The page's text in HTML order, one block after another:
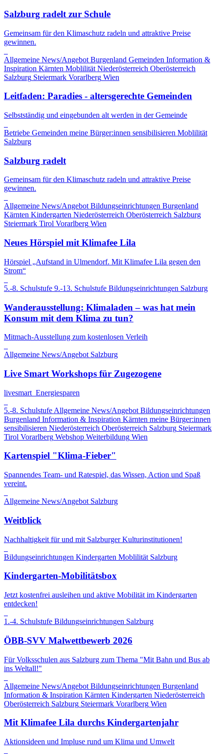
Salzburg radelt zur Schule
Gemeinsam für den Klimaschutz radeln und attraktive Preise
gewinnen.
Allgemeine News/Angebot Burgenland Gemeinden Information &
Inspiration Kärnten Moblilität Niederösterreich Oberösterreich
Salzburg Steiermark Vorarlberg Wien
Leitfaden: Paradies - altersgerechte Gemeinden
Selbstständig und eingebunden alt werden in der Gemeinde
Betriebe Gemeinden meine Bürger:innen sensibilisieren Moblilität
Salzburg
Salzburg radelt
Gemeinsam für den Klimaschutz radeln und attraktive Preise
gewinnen.
Allgemeine News/Angebot Bildungseinrichtungen Burgenland
Kärnten Kindergarten Niederösterreich Oberösterreich Salzburg
Steiermark Tirol Vorarlberg Wien
Neues Hörspiel mit Klimafee Lila
Hörspiel „Aufstand in Ulmendorf. Mit Klimafee Lila gegen den
Strom“
5.-8. Schulstufe 9.-13. Schulstufe Bildungseinrichtungen Salzburg
Wanderausstellung: Klimaladen – was hat mein
Konsum mit dem Klima zu tun?
Mitmach-Ausstellung zum kostenlosen Verleih
Allgemeine News/Angebot Salzburg
Live Smart Workshops für Zugezogene
livesmart_Energiesparen
5.-8. Schulstufe Allgemeine News/Angebot Bildungseinrichtungen
Burgenland Information & Inspiration Kärnten meine Bürger:innen
sensibilisieren Niederösterreich Oberösterreich Salzburg Steiermark
Tirol Vorarlberg Webshop Weiterbildung Wien
Kartenspiel "Klima-Fieber"
Spannendes Team- und Ratespiel, das Wissen, Action und Spaß
vereint.
Allgemeine News/Angebot Salzburg
Weitblick
Nachhaltigkeit für und mit Salzburger Kulturinstitutionen!
Bildungseinrichtungen Kindergarten Moblilität Salzburg
Kindergarten-Mobilitätsbox
Jetzt kostenfrei ausleihen und aktive Mobilität im Kindergarten
entdecken!
1.-4. Schulstufe Bildungseinrichtungen Salzburg
ÖBB-SVV Malwettbewerb 2026
Für Volksschulen aus Salzburg zum Thema "Mit Bahn und Bus ab
ins Weltall!"
Allgemeine News/Angebot Bildungseinrichtungen Burgenland
Information & Inspiration Kärnten Kindergarten Niederösterreich
Oberösterreich Salzburg Steiermark Vorarlberg Wien
Mit Klimafee Lila durchs Kindergartenjahr
Aktionsideen und Impluse rund um Klima und Umwelt